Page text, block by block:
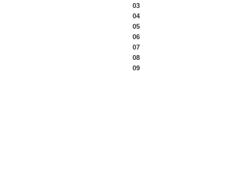
03
04
05
06
07
08
09